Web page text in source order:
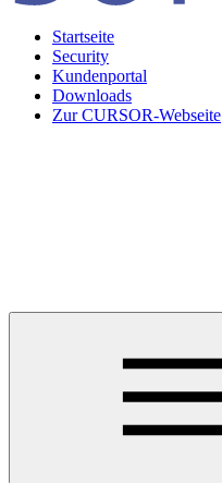
Startseite
Security
Kundenportal
Downloads
Zur CURSOR-Webseite